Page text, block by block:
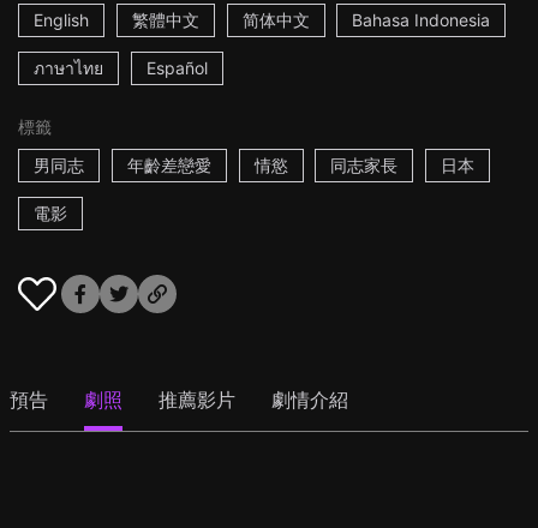
English
繁體中文 简体中文 Bahasa Indonesia
ภาษาไทย Español
標籤
男同志
年齡差戀愛 情慾 同志家長 日本
電影
預告 劇照 推薦影片 劇情介紹